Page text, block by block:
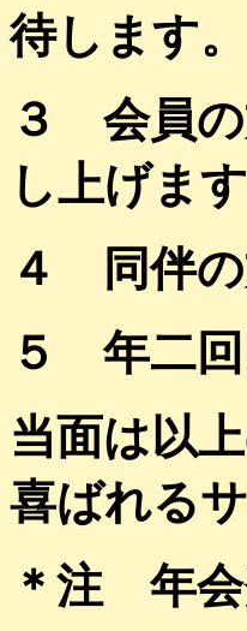
待します。
３ 会員の
し上げます
４ 同伴の
５ 年二回
当面は以
喜ばれる
＊注 年